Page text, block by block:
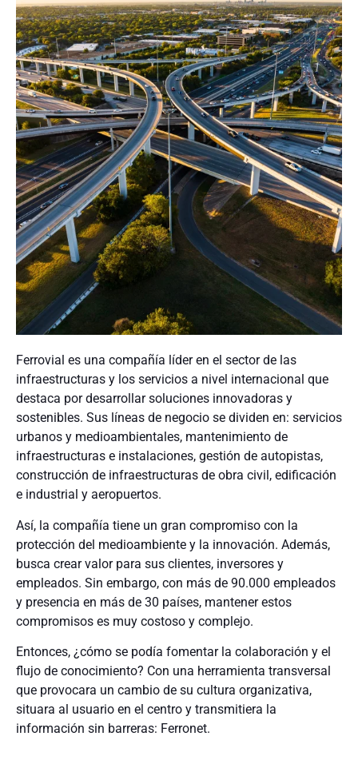
Ferrovial es una compañía líder en el sector de las
infraestructuras y los servicios a nivel internacional que
destaca por desarrollar soluciones innovadoras y
sostenibles. Sus líneas de negocio se dividen en: servicios
urbanos y medioambientales, mantenimiento de
infraestructuras e instalaciones, gestión de autopistas,
construcción de infraestructuras de obra civil, edificación
e industrial y aeropuertos.
Así, la compañía tiene un gran compromiso con la
protección del medioambiente y la innovación. Además,
busca crear valor para sus clientes, inversores y
empleados. Sin embargo, con más de 90.000 empleados
y presencia en más de 30 países, mantener estos
compromisos es muy costoso y complejo.
Entonces, ¿cómo se podía fomentar la colaboración y el
flujo de conocimiento? Con una herramienta transversal
que provocara un cambio de su cultura organizativa,
situara al usuario en el centro y transmitiera la
información sin barreras: Ferronet.